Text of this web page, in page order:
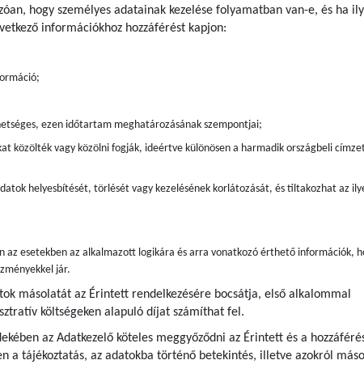
hogy személyes adatainak kezelése folyamatban van-e, és ha
információkhoz hozzáférést kapjon:
ezen időtartam meghatározásának szempontjai;
közölték vagy közölni fogják, ideértve különösen a harmadik országbeli
helyesbítését, törlését vagy kezelésének korlátozását, és tiltakozhat az
esetekben az alkalmazott logikára és arra vonatkozó érthető információk,
jár.
másolatát az Érintett rendelkezésére bocsátja, első alkalommal
költségeken alapuló díjat számíthat fel.
az Adatkezelő köteles meggyőződni az Érintett és a
a tájékoztatás, az adatokba történő betekintés, illetve azokról